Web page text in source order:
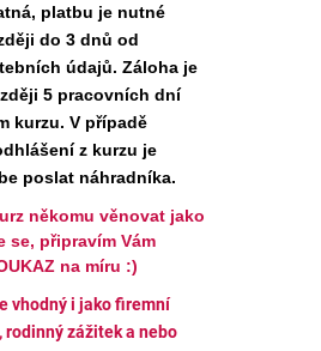
platbu je nutné
do 3 dnů od
údajů. Záloha je
5 pracovních dní
kurzu. V případě
z kurzu je
poslat náhradníka.
někomu věnovat jako
se, připravím Vám
na míru :)
vhodný i jako firemní
zážitek a nebo